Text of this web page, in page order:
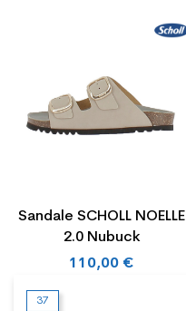
Sandale SCHOLL NOELLE
2.0 Nubuck
110,00 €
37